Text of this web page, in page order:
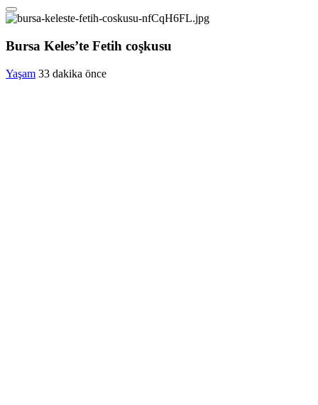
Bursa Keles’te Fetih coşkusu
Yaşam 33 dakika önce